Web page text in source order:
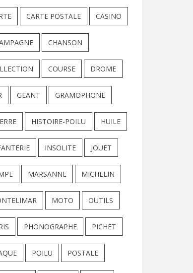
CARTE POSTALE CASINO
CHANSON
COURSE DROME
GEANT GRAMOPHONE
HISTOIRE-POILU HUILE
INSOLITE JOUET
MARSANNE MICHELIN
MOTO OUTILS
PHONOGRAPHE PICHET
POILU POSTALE